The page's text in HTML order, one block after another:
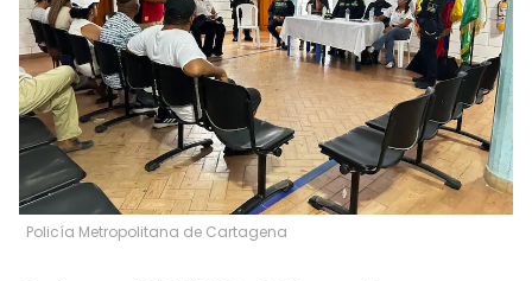
Policía Metropolitana de Cartagena